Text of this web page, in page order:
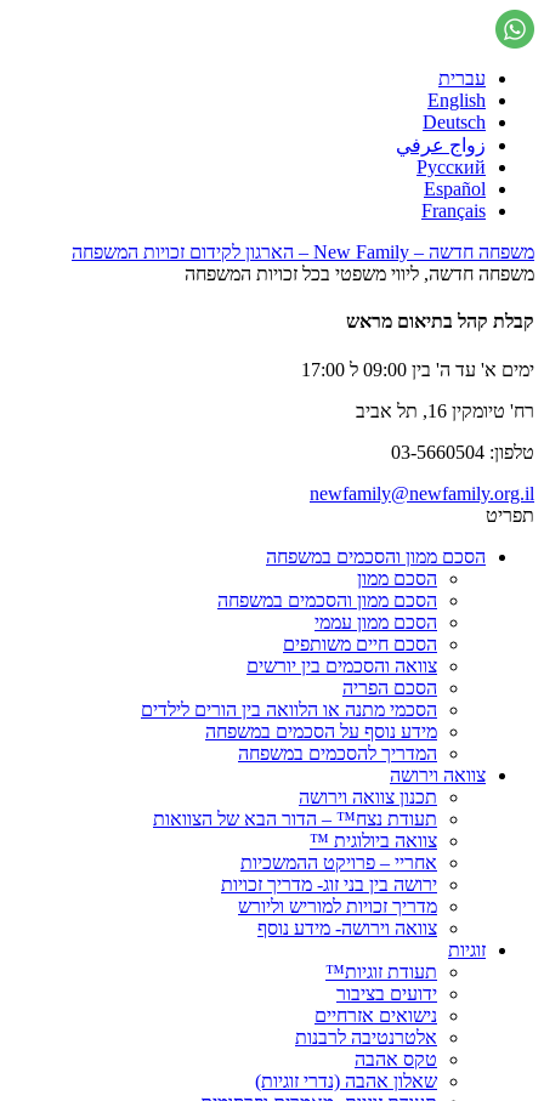
עברית
English
Deutsch
زواج عرفي
Русский
Español
Français
משפחה חדשה – New Family – הארגון לקידום זכויות המשפחה
משפחה חדשה, ליווי משפטי בכל זכויות המשפחה
קבלת קהל בתיאום מראש
ימים א' עד ה' בין 09:00 ל 17:00
רח' טיומקין 16, תל אביב
טלפון: 03-5660504
newfamily@newfamily.org.il
תפריט
הסכם ממון והסכמים במשפחה
הסכם ממון
הסכם ממון והסכמים במשפחה
הסכם ממון עממי
הסכם חיים משותפים
צוואה והסכמים בין יורשים
הסכם הפריה
הסכמי מתנה או הלוואה בין הורים לילדים
מידע נוסף על הסכמים במשפחה
המדריך להסכמים במשפחה
צוואה וירושה
תכנון צוואה וירושה
תעודת נצח™ – הדור הבא של הצוואות
צוואה ביולוגית ™
אחריי – פרויקט ההמשכיות
ירושה בין בני זוג- מדריך זכויות
מדריך זכויות למוריש וליורש
צוואה וירושה- מידע נוסף
זוגיות
תעודת זוגיות™
ידועים בציבור
נישואים אזרחיים
אלטרנטיבה לרבנות
טקס אהבה
שאלון אהבה (נדרי זוגיות)